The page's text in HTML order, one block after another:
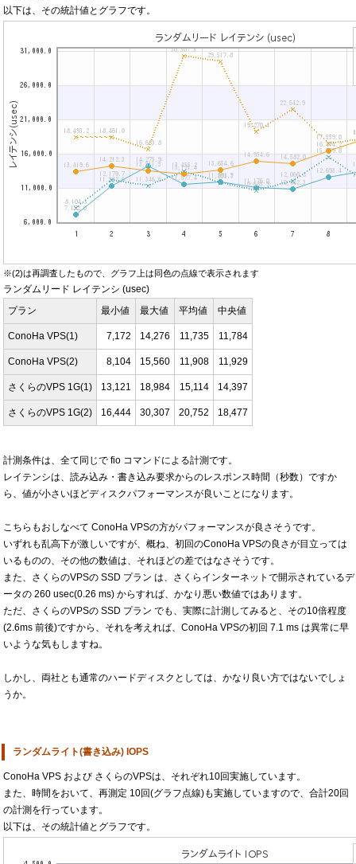
以下は、その統計値とグラフです。
※(2)は再調査したもので、グラフ上は同色の点線で表示されます
ランダムリード レイテンシ (usec)
プラン
最小値 最大値 平均値 中央値
ConoHa VPS(1) 7,172 14,276 11,735 11,784
ConoHa VPS(2) 8,104 15,560 11,908 11,929
さくらのVPS 1G(1) 13,121 18,984 15,114 14,397
さくらのVPS 1G(2) 16,444 30,307 20,752 18,477
計測条件は、全て同じで fio コマンドによる計測です。
レイテンシは、読み込み・書き込み要求からのレスポンス時間（秒数）ですか
ら、値が小さいほどディスクパフォーマンスが良いことになります。
こちらもおしなべて ConoHa VPSの方がパフォーマンスが良さそうです。
いずれも乱高下が激しいですが、概ね、初回のConoHa VPSの良さが目立っては
いるものの、その他の数値は、それほどの差ではなさそうです。
また、さくらのVPSの SSD プラン は、さくらインターネットで開示されているデ
ータの 260 usec(0.26 ms) からすれば、かなり悪い数値ではあります。
ただ、さくらのVPSの SSD プラン でも、実際に計測してみると、その10倍程度
(2.6ms 前後)ですから、それを考えれば、ConoHa VPSの初回 7.1 ms は異常に早
いような気もしますね。
しかし、両社とも通常のハードディスクとしては、かなり良い方ではないでしょ
うか。
ランダムライト(書き込み) IOPS
ConoHa VPS および さくらのVPSは、それぞれ10回実施しています。
また、時間をおいて、再測定 10回(グラフ点線)も実施していますので、合計20回
の計測を行っています。
以下は、その統計値とグラフです。